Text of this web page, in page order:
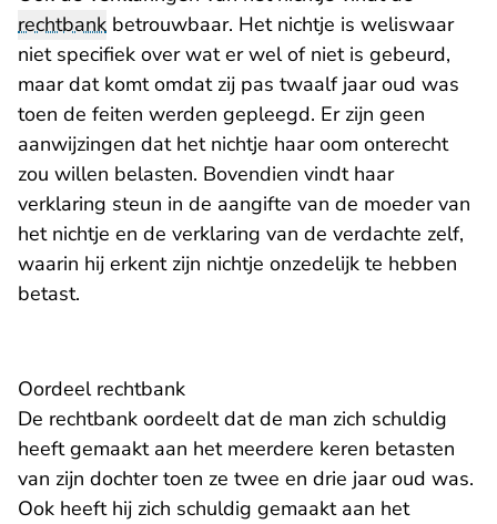
rechtbank betrouwbaar. Het nichtje is weliswaar
niet specifiek over wat er wel of niet is gebeurd,
maar dat komt omdat zij pas twaalf jaar oud was
toen de feiten werden gepleegd. Er zijn geen
aanwijzingen dat het nichtje haar oom onterecht
zou willen belasten. Bovendien vindt haar
verklaring steun in de aangifte van de moeder van
het nichtje en de verklaring van de verdachte zelf,
waarin hij erkent zijn nichtje onzedelijk te hebben
betast.
Oordeel rechtbank
De rechtbank oordeelt dat de man zich schuldig
heeft gemaakt aan het meerdere keren betasten
van zijn dochter toen ze twee en drie jaar oud was.
Ook heeft hij zich schuldig gemaakt aan het